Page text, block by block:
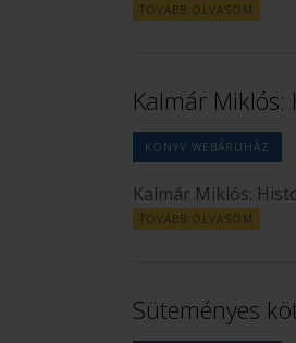
TOVÁBB OLVASOM
Kalmár Miklós:
KÖNYV WEBÁRUHÁZ
Kalmár Miklós:
TOVÁBB OLVASOM
Süteményes